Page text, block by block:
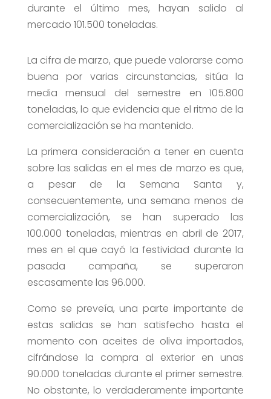
durante el último mes, hayan salido al
mercado 101.500 toneladas.
La cifra de marzo, que puede valorarse como
buena por varias circunstancias, sitúa la
media mensual del semestre en 105.800
toneladas, lo que evidencia que el ritmo de la
comercialización se ha mantenido.
La primera consideración a tener en cuenta
sobre las salidas en el mes de marzo es que,
a pesar de la Semana Santa y,
consecuentemente, una semana menos de
comercialización, se han superado las
100.000 toneladas, mientras en abril de 2017,
mes en el que cayó la festividad durante la
pasada campaña, se superaron
escasamente las 96.000.
Como se preveía, una parte importante de
estas salidas se han satisfecho hasta el
momento con aceites de oliva importados,
cifrándose la compra al exterior en unas
90.000 toneladas durante el primer semestre.
No obstante, lo verdaderamente importante